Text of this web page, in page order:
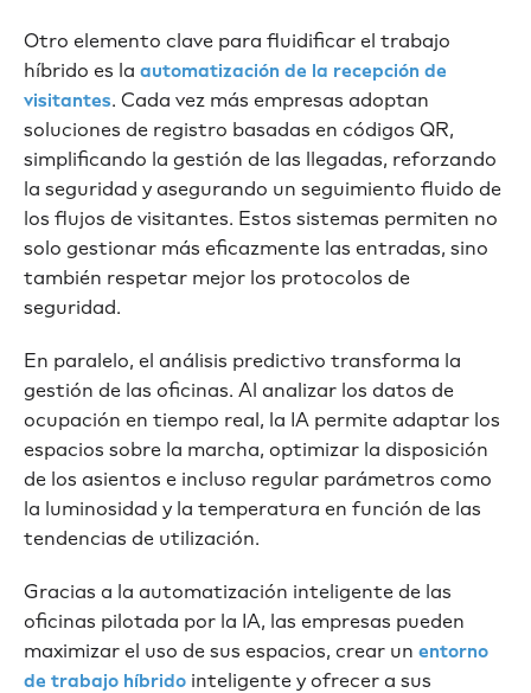
Otro elemento clave para fluidificar el trabajo
híbrido es la automatización de la recepción de
visitantes. Cada vez más empresas adoptan
soluciones de registro basadas en códigos QR,
simplificando la gestión de las llegadas, reforzando
la seguridad y asegurando un seguimiento fluido de
los flujos de visitantes. Estos sistemas permiten no
solo gestionar más eficazmente las entradas, sino
también respetar mejor los protocolos de
seguridad.
En paralelo, el análisis predictivo transforma la
gestión de las oficinas. Al analizar los datos de
ocupación en tiempo real, la IA permite adaptar los
espacios sobre la marcha, optimizar la disposición
de los asientos e incluso regular parámetros como
la luminosidad y la temperatura en función de las
tendencias de utilización.
Gracias a la automatización inteligente de las
oficinas pilotada por la IA, las empresas pueden
maximizar el uso de sus espacios, crear un entorno
de trabajo híbrido inteligente y ofrecer a sus